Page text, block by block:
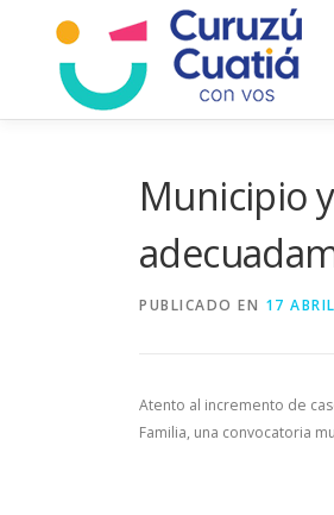
contenido
Municipio
PUBLICADO EN 17
Atento al incremento de
Familia, una convocatoria